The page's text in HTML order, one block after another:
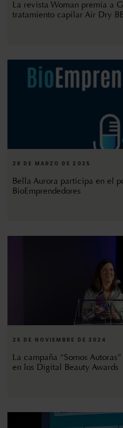
La revista Woman premia a
tratamiento capilar Air Dry
28 DE MARZO DE 2025
Bella Aurora participa en el
BioEmprendedores
25 DE NOVIEMBRE DE 2024
La campaña “Somos
en los Digital Beauty Awards